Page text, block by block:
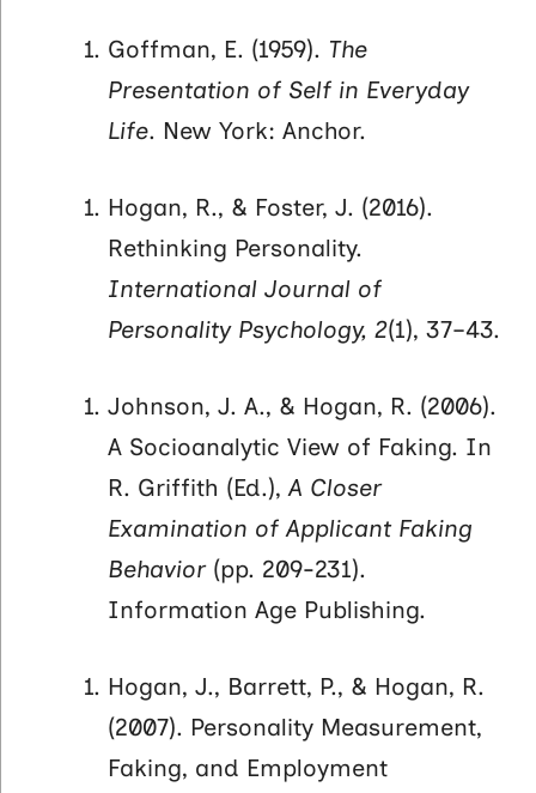
Goffman, E. (1959). The
Presentation of Self in Everyday
Life. New York: Anchor.
Hogan, R., & Foster, J. (2016).
Rethinking Personality.
International Journal of
Personality Psychology, 2(1), 37–43.
Johnson, J. A., & Hogan, R. (2006).
A Socioanalytic View of Faking. In
R. Griffith (Ed.),A Closer
Examination of Applicant Faking
Behavior(pp. 209-231).
Information Age Publishing.
Hogan, J., Barrett, P., & Hogan, R.
(2007). Personality Measurement,
Faking, and Employment